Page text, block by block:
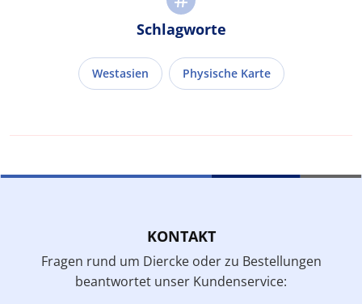
Schlagworte
Westasien Physische Karte
KONTAKT
Fragen rund um Diercke oder zu Bestellungen
beantwortet unser Kundenservice: